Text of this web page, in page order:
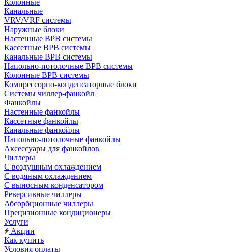
Колонные
Канальные
VRV/VRF системы
Наружные блоки
Настенные ВРВ системы
Кассетные ВРВ системы
Канальные ВРВ системы
Напольно-потолочные ВРВ системы
Колонные ВРВ системы
Компрессорно-конденсаторные блоки
Системы чиллер-фанкойл
Фанкойлы
Настенные фанкойлы
Кассетные фанкойлы
Канальные фанкойлы
Напольно-потолочные фанкойлы
Аксессуары для фанкойлов
Чиллеры
С воздушным охлаждением
С водяным охлаждением
С выносным конденсатором
Реверсивные чиллеры
Абсорбционные чиллеры
Прецизионные кондиционеры
Услуги
Акции
Как купить
Условия оплаты